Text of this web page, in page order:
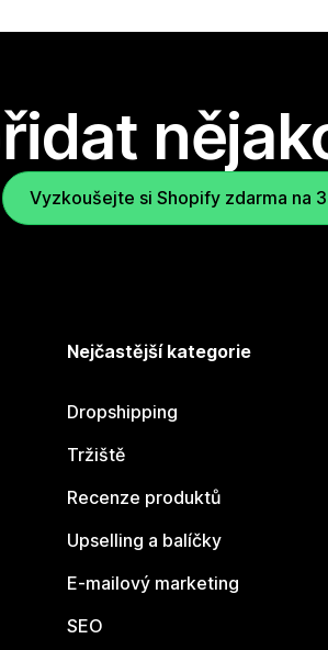
Vyzkoušejte si Shopify zdarma na
Nejčastější kategorie
Dropshipping
Tržiště
Recenze produktů
Upselling a balíčky
E-mailový marketing
SEO